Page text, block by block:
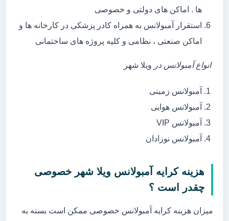
ها . اماکن های دولتی و خصوصی
استقرار آمبولانس به همراه کادر پزشکی در کارخانه ها و
اماکن صنعتی ، نظامی و کلیه پروژه های ساختمانی
انواع آمبولانس در ویلا شهر
آمبولانس زمینی
آمبولانس هوایی
آمبولانس VIP
آمبولانس نوزادان
هزینه کرایه آمبولانس ویلا شهر خصوصی
چقدر است ؟
میزان هزینه کرایه آمبولانس خصوصی ممکن است بسته به